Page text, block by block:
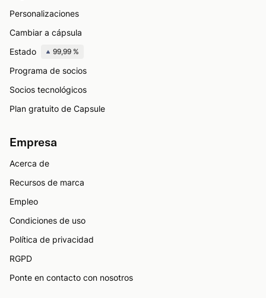
Personalizaciones
Cambiar a cápsula
Estado
99,99 %
Programa de socios
Socios tecnológicos
Plan gratuito de Capsule
Empresa
Acerca de
Recursos de marca
Empleo
Condiciones de uso
Política de privacidad
RGPD
Ponte en contacto con nosotros